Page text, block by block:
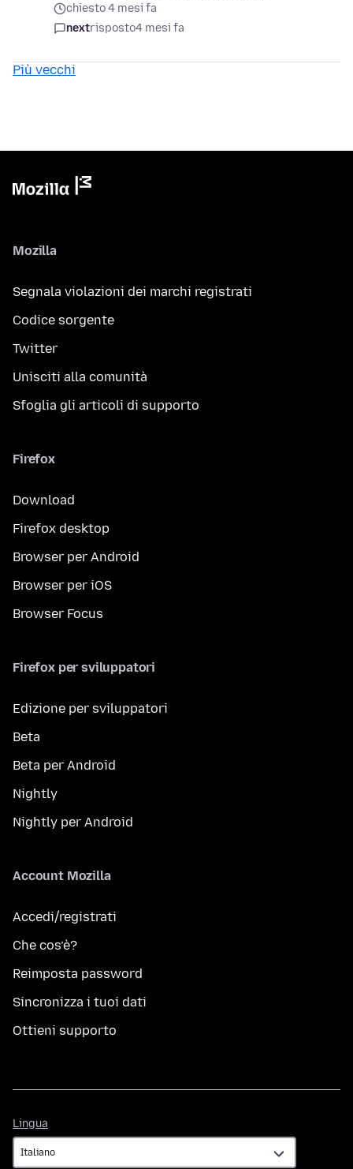
chiesto 4 mesi fa
nextrisposto4 mesi fa
Più vecchi
Mozilla
Segnala violazioni dei marchi registrati
Codice sorgente
Twitter
Unisciti alla comunità
Sfoglia gli articoli di supporto
Firefox
Download
Firefox desktop
Browser per Android
Browser per iOS
Browser Focus
Firefox per sviluppatori
Edizione per sviluppatori
Beta
Beta per Android
Nightly
Nightly per Android
Account Mozilla
Accedi/registrati
Che cos’è?
Reimposta password
Sincronizza i tuoi dati
Ottieni supporto
Lingua